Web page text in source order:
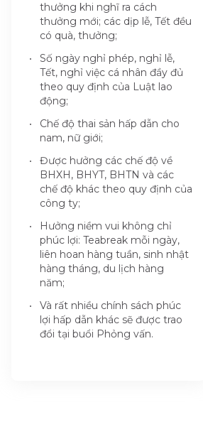
thưởng khi nghĩ ra cách
thưởng mới; các dịp lễ, Tết đều
có quà, thưởng;
Số ngày nghỉ phép, nghỉ lễ,
Tết, nghỉ việc cá nhân đầy đủ
theo quy định của Luật lao
động;
Chế độ thai sản hấp dẫn cho
nam, nữ giới;
Được hưởng các chế độ về
BHXH, BHYT, BHTN và các
chế độ khác theo quy định của
công ty;
Hưởng niềm vui không chỉ
phúc lợi: Teabreak mỗi ngày,
liên hoan hàng tuần, sinh nhật
hàng tháng, du lịch hàng
năm;
Và rất nhiều chính sách phúc
lợi hấp dẫn khác sẽ được trao
đổi tại buổi Phỏng vấn.